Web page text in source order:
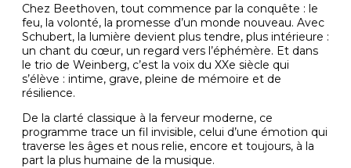
Chez Beethoven, tout commence par la conquête : le
feu, la volonté, la promesse d’un monde nouveau. Avec
Schubert, la lumière devient plus tendre, plus intérieure :
un chant du cœur, un regard vers l’éphémère. Et dans
le trio de Weinberg, c’est la voix du XXe siècle qui
s’élève : intime, grave, pleine de mémoire et de
résilience.
De la clarté classique à la ferveur moderne, ce
programme trace un fil invisible, celui d’une émotion qui
traverse les âges et nous relie, encore et toujours, à la
part la plus humaine de la musique.